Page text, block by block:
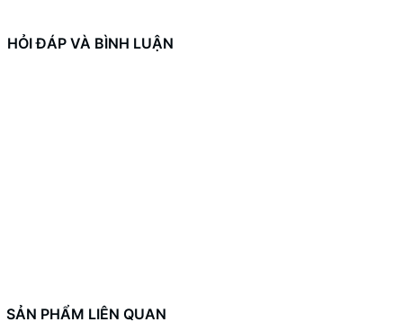
HỎI ĐÁP VÀ BÌNH LUẬN
SẢN PHẨM LIÊN QUAN